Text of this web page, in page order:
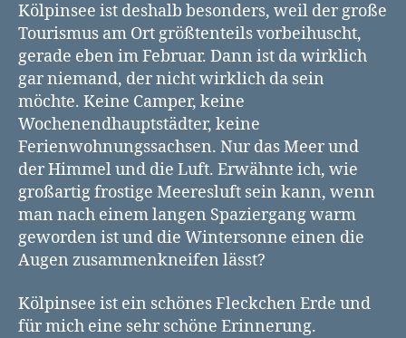
Kölpinsee ist deshalb besonders, weil der große
Tourismus am Ort größtenteils vorbeihuscht,
gerade eben im Februar. Dann ist da wirklich
gar niemand, der nicht wirklich da sein
möchte. Keine Camper, keine
Wochenendhauptstädter, keine
Ferienwohnungssachsen. Nur das Meer und
der Himmel und die Luft. Erwähnte ich, wie
großartig frostige Meeresluft sein kann, wenn
man nach einem langen Spaziergang warm
geworden ist und die Wintersonne einen die
Augen zusammenkneifen lässt?
Kölpinsee ist ein schönes Fleckchen Erde und
für mich eine sehr schöne Erinnerung.